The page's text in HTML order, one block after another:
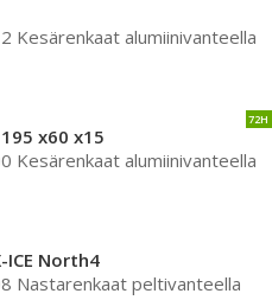
Kesärenkaat alumiinivanteella
72H
x60 x15
Kesärenkaat alumiinivanteella
ICE North4
Nastarenkaat peltivanteella